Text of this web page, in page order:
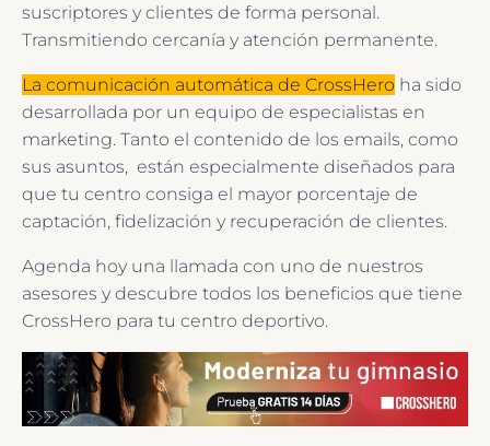
suscriptores y clientes de forma personal.
Transmitiendo cercanía y atención permanente.
La comunicación automática de CrossHero ha sido
desarrollada por un equipo de especialistas en
marketing. Tanto el contenido de los emails, como
sus asuntos, están especialmente diseñados para
que tu centro consiga el mayor porcentaje de
captación, fidelización y recuperación de clientes.
Agenda hoy una llamada con uno de nuestros
asesores y descubre todos los beneficios que tiene
CrossHero para tu centro deportivo.